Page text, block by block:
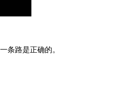
条路是正确的。